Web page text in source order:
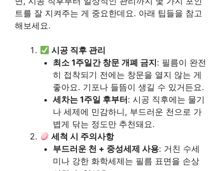
트를 잘 지켜주는 게 중요한데요. 아래 팁들을 참고
해보세요.
시공 직후 관리
최소 1주일간 창문 개폐 금지 : 필름이 완전
히 접착되기 전에는 창문을 열지 않는 게
좋아요. 기포나 들뜸이 생길 수 있거든요.
세차는 1주일 후부터 : 시공 직후에는 물기
나 세제에 민감하니, 부드러운 천으로 가
볍게 닦는 정도만 추천돼요.
세척 시 주의사항
부드러운 천 + 중성세제 사용: 거친 수세
미나 강한 화학세제는 필름 표면을 손상